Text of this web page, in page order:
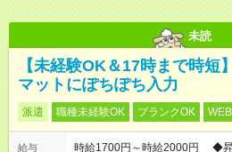
未読
【未経験OK＆17時まで時短
マットにぽちぽち入力
派遣 職種未経験OK ブランクOK
給与
時給1700円～時給2000円 ◆